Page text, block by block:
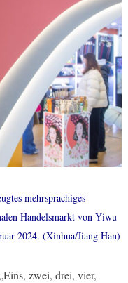
mehrsprachiges
Handelsmarkt von Yiwu
2024. (Xinhua/Jiang Han)
zwei, drei, vier,